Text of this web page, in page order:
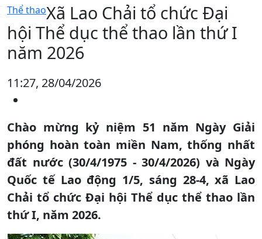
Thể thaoXã Lao Chải tổ chức Đại
hội Thể dục thể thao lần thứ I
năm 2026
11:27, 28/04/2026
Chào mừng kỷ niệm 51 năm Ngày Giải
phóng hoàn toàn miền Nam, thống nhất
đất nước (30/4/1975 - 30/4/2026) và Ngày
Quốc tế Lao động 1/5, sáng 28-4, xã Lao
Chải tổ chức Đại hội Thể dục thể thao lần
thứ I, năm 2026.